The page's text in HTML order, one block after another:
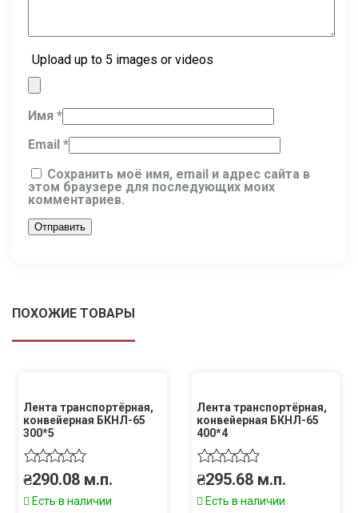
Upload up to 5 images or videos
Имя *
Email *
Сохранить моё имя, email и адрес сайта в
этом браузере для последующих моих
комментариев.
ПОХОЖИЕ ТОВАРЫ
Лента транспортёрная,
конвейерная БКНЛ-65
300*5
₴290.08 м.п.
Есть в наличии
Лента транспортёрная,
конвейерная БКНЛ-65
400*4
₴295.68 м.п.
Есть в наличии